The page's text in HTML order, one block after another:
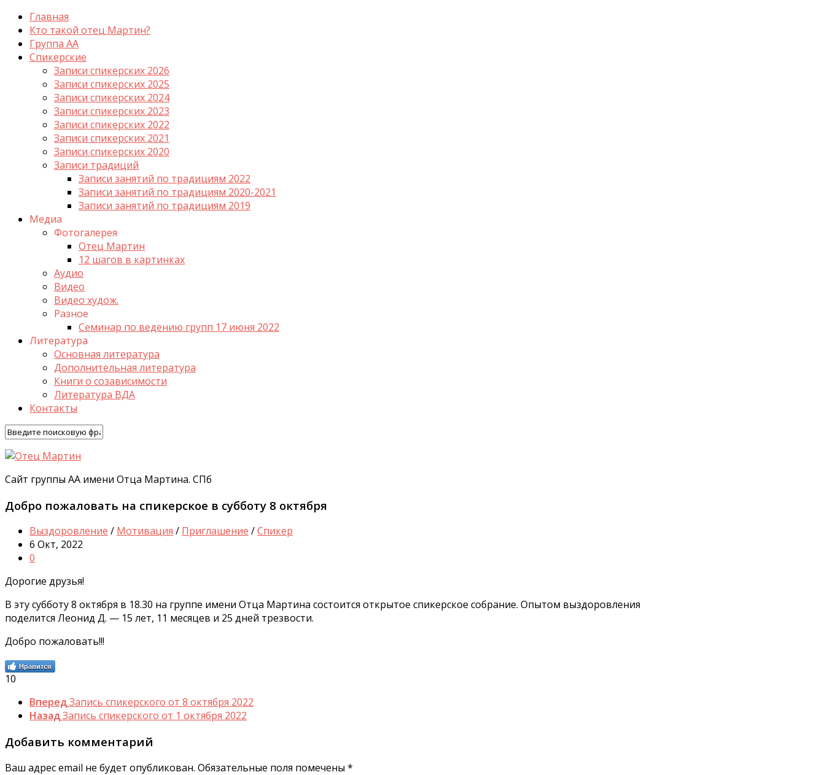
Главная
Кто такой отец Мартин?
Группа АА
Спикерские
Записи спикерских 2026
Записи спикерских 2025
Записи спикерских 2024
Записи спикерских 2023
Записи спикерских 2022
Записи спикерских 2021
Записи спикерских 2020
Записи традиций
Записи занятий по традициям 2022
Записи занятий по традициям 2020-2021
Записи занятий по традициям 2019
Медиа
Фотогалерея
Отец Мартин
12 шагов в картинках
Аудио
Видео
Видео худож.
Разное
Семинар по ведению групп 17 июня 2022
Литература
Основная литература
Дополнительная литература
Книги о созависимости
Литература ВДА
Контакты
Сайт группы АА имени Отца Мартина. СПб
Добро пожаловать на спикерское в субботу 8 октября
Выздоровление / Мотивация / Приглашение /Спикер
6 Окт, 2022
0
Дорогие друзья!
В эту субботу 8 октября в 18.30 на группе имени Отца Мартина состоится открытое спикерское собрание. Опытом выздоровления
поделится Леонид Д. — 15 лет, 11 месяцев и 25 дней трезвости.
Добро пожаловать!!!
Нравится
10
ВпередЗапись спикерского от 8 октября 2022
НазадЗапись спикерского от 1 октября 2022
Добавить комментарий
Ваш адрес email не будет опубликован. Обязательные поля помечены *